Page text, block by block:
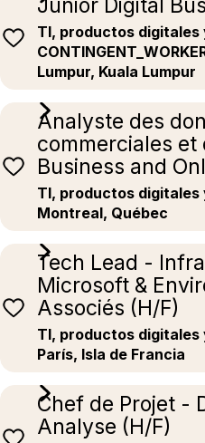
Junior Digital
TI, productos digitales
Lumpur, Kuala Lumpur
Analyste des
commerciales et
Business and
TI, productos digitales
Montreal, Québec
Tech Lead -
Microsoft &
Associés (H/F)
TI, productos digitales
París, Isla de Francia
Chef de Projet -
Analyse (H/F)